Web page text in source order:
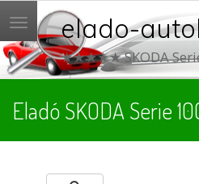
Menü elado-
★★★★★ SKODA
Eladó SKODA Serie